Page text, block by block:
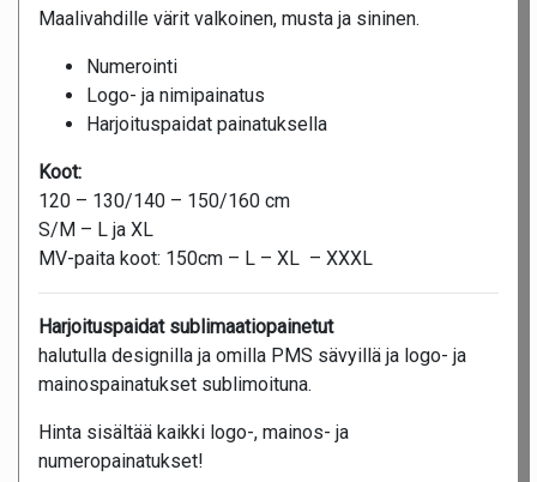
Maalivahdille värit valkoinen, musta ja sininen.
Numerointi
Logo- ja nimipainatus
Harjoituspaidat painatuksella
Koot:
120 – 130/140 – 150/160 cm
S/M – L ja XL
MV-paita koot: 150cm – L – XL – XXXL
Harjoituspaidat sublimaatiopainetut
halutulla designilla ja omilla PMS sävyillä ja logo- ja
mainospainatukset sublimoituna.
Hinta sisältää kaikki logo-, mainos- ja
numeropainatukset!